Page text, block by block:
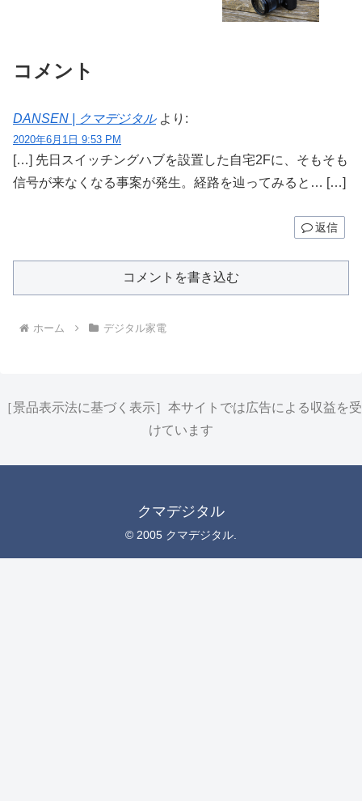
コメント
DANSEN | クマデジタル より:
2020年6月1日 9:53 PM
[…] 先日スイッチングハブを設置した自宅2Fに、そもそも
信号が来なくなる事案が発生。経路を辿ってみると… […]
返信
コメントを書き込む
ホーム デジタル家電
［景品表示法に基づく表示］本サイトでは広告による収益を受
けています
クマデジタル
© 2005 クマデジタル.